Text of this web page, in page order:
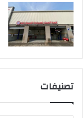
تصنيفات